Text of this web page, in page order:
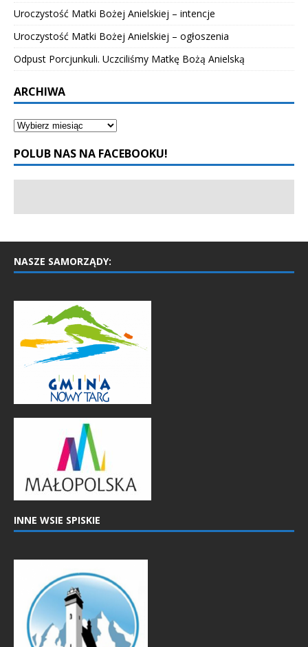
Uroczystość Matki Bożej Anielskiej – intencje
Uroczystość Matki Bożej Anielskiej – ogłoszenia
Odpust Porcjunkuli. Uczciliśmy Matkę Bożą Anielską
ARCHIWA
POLUB NAS NA FACEBOOKU!
NASZE SAMORZĄDY:
INNE WSIE SPISKIE